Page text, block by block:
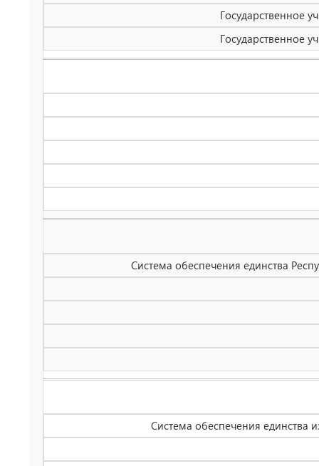
Государственное
Государственное
Система обеспечения единства
Система обеспечения единства